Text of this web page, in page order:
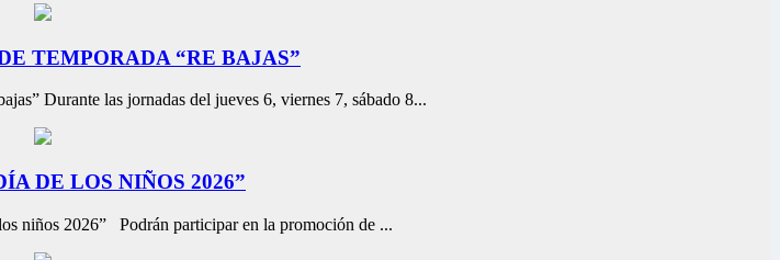
TEMPORADA “RE BAJAS”
Durante las jornadas del jueves 6, viernes 7, sábado 8...
DE LOS NIÑOS 2026”
niños 2026” Podrán participar en la promoción de ...